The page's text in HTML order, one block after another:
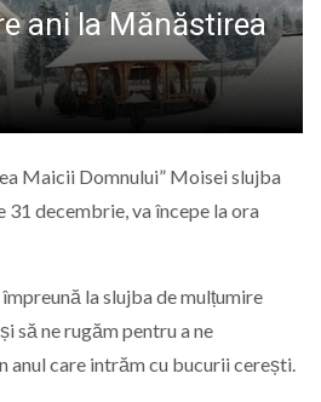
ani la Mănăstirea
Maicii Domnului” Moisei slujba
31 decembrie, va începe la ora
la slujba de mulțumire
să ne rugăm pentru a ne
anul care intrăm cu bucurii cerești.